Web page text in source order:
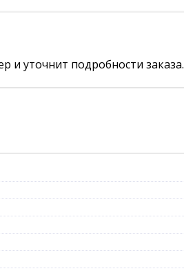
и уточнит подробности заказа.